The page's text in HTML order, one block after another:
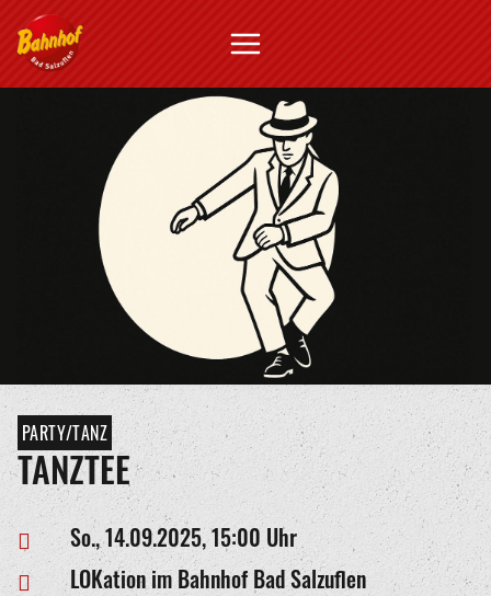
PARTY/TANZ
TANZTEE
So., 14.09.2025, 15:00 Uhr
LOKation im Bahnhof Bad Salzuflen